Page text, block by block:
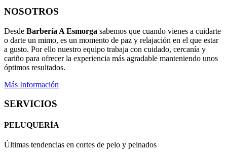
NOSOTROS
Desde Barbería A Esmorga sabemos que cuando vienes a cuidarte
o darte un mimo, es un momento de paz y relajación en el que estar
a gusto. Por ello nuestro equipo trabaja con cuidado, cercanía y
cariño para ofrecer la experiencia más agradable manteniendo unos
óptimos resultados.
Más Información
SERVICIOS
PELUQUERÍA
Últimas tendencias en cortes de pelo y peinados